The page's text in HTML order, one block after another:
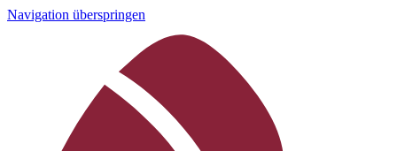
Navigation überspringen